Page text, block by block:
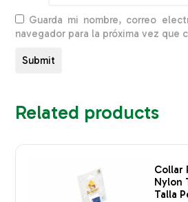
Guarda mi nombre, correo
navegador para la próxima vez que
Related products
Collar
Nylon
Talla